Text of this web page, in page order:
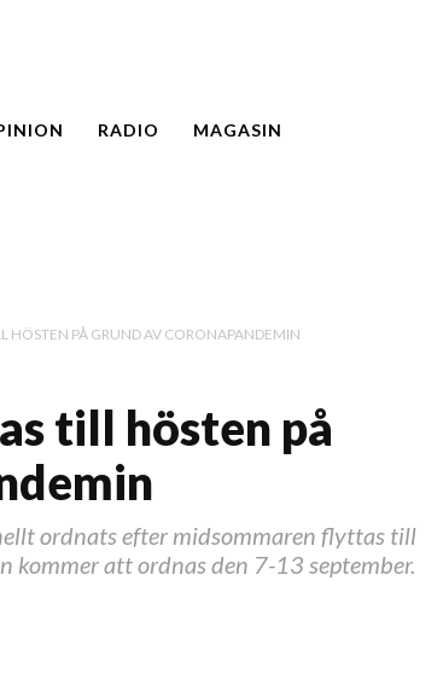
RADIO MAGASIN
HÖSTEN PÅ GRUND AV CORONAPANDEMIN
till hösten på
ordnats efter midsommaren flyttas till
kommer att ordnas den 7-13 september.